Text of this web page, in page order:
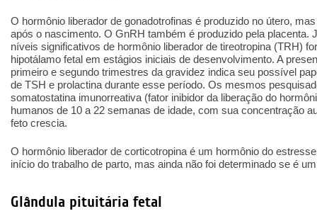
O hormônio liberador de gonadotrofinas é produzido no útero,
após o nascimento. O GnRH também é produzido pela placenta.
níveis significativos de hormônio liberador de tireotropina (TRH)
hipotálamo fetal em estágios iniciais de desenvolvimento. A
primeiro e segundo trimestres da gravidez indica seu possível
de TSH e prolactina durante esse período. Os mesmos
somatostatina imunorreativa (fator inibidor da liberação do
humanos de 10 a 22 semanas de idade, com sua concentração
feto crescia.
O hormônio liberador de corticotropina é um hormônio do
início do trabalho de parto, mas ainda não foi determinado se é
Glândula pituitária fetal